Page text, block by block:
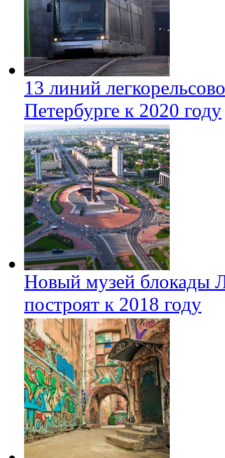
13 линий
Петербурге к 2020 году
Новый музей блокады
построят к 2018 году